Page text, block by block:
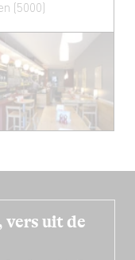
(5000)
vers uit de